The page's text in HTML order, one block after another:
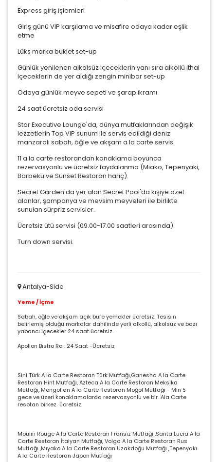
Express giriş işlemleri
Giriş günü VIP karşılama ve misafire odaya kadar eşlik
etme
Lüks marka buklet set-up
Günlük yenilenen alkolsüz içeceklerin yanı sıra alkollü ithal
içeceklerin de yer aldığı zengin minibar set-up
Odaya günlük meyve sepeti ve şarap ikramı
24 saat ücretsiz oda servisi
Star Executive Lounge'da, dünya mutfaklarından değişik
lezzetlerin Top VIP sunum ile servis edildiği deniz
manzaralı sabah, öğle ve akşam a la carte servis.
11 a la carte restorandan konaklama boyunca
rezervasyonlu ve ücretsiz faydalanma (Miako, Tepenyaki,
Barbekü ve Sunset Restoran hariç).
Secret Garden'da yer alan Secret Pool'da kişiye özel
alanlar, şampanya ve mevsim meyveleri ile birlikte
sunulan sürpriz servisler.
Ücretsiz ütü servisi (09.00-17.00 saatleri arasında)
Turn down servisi.
Antalya-Side
Yeme / İçme
Sabah, öğle ve akşam açık büfe yemekler ücretsiz. Tesisin
belirlemiş olduğu markalar dahilinde yerli alkollü, alkolsüz ve bazı
yabancı içecekler 24 saat ücretsiz.
Apollon Bıstro Ra : 24 Saat -Ücretsiz
Sini Türk A la Carte Restoran Türk Mutfağı,Ganesha A la Carte
Restoran Hint Mutfağı, Azteca A la Carte Restoran Meksika
Mutfağı, Mongolıan A la Carte Restoran Moğol Mutfağı - Min 5
gece ve üzeri konaklamalarda rezervasyonlu ve bir Ala Carte
resotan birkez ücretsiz
Moulin Rouge A la Carte Restoran Fransız Mutfağı ,Santa Lucıa A la
Carte Restoran İtalyan Mutfağı, Volga A la Carte Restoran Rus
Mutfağı ,Mıyako A la Carte Restoran Uzakdoğu Mutfağı ,Tepenyakı
A la Carte Restoran Japon Mutfağı